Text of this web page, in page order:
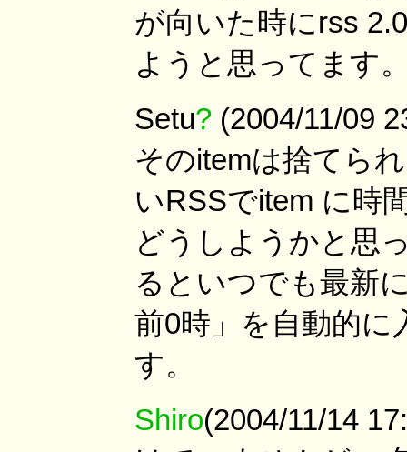
が向いた時にrss
ようと思ってます
Setu? (2004/11/09
そのitemは捨てら
いRSSでitem に時
どうしようかと思
るといつでも最新
前0時」を自動的
す。
Shiro(2004/11/14